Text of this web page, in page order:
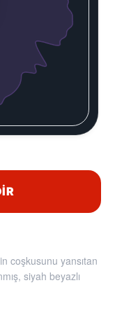
coşkusunu yansıtan
siyah beyazlı